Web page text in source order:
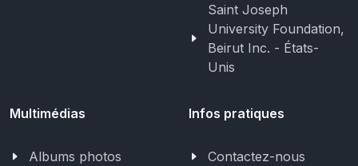
Saint Joseph
University Foundation,
Beirut Inc. - États-
Unis
Multimédias
Albums photos
Infos pratiques
Contactez-nous